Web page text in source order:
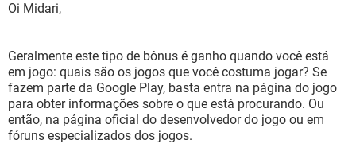
Oi Midari,
Geralmente este tipo de bônus é ganho quando você está
em jogo: quais são os jogos que você costuma jogar? Se
fazem parte da Google Play, basta entra na página do jogo
para obter informações sobre o que está procurando. Ou
então, na página oficial do desenvolvedor do jogo ou em
fóruns especializados dos jogos.